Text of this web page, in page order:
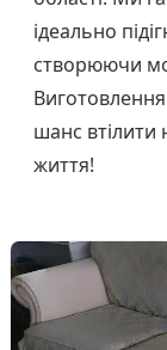
ідеально
створюючи
шанс втілити
життя!